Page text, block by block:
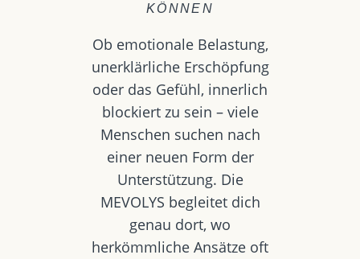
KÖNNEN
Ob emotionale Belastung,
unerklärliche Erschöpfung
oder das Gefühl, innerlich
blockiert zu sein – viele
Menschen suchen nach
einer neuen Form der
Unterstützung. Die
MEVOLYS begleitet dich
genau dort, wo
herkömmliche Ansätze oft